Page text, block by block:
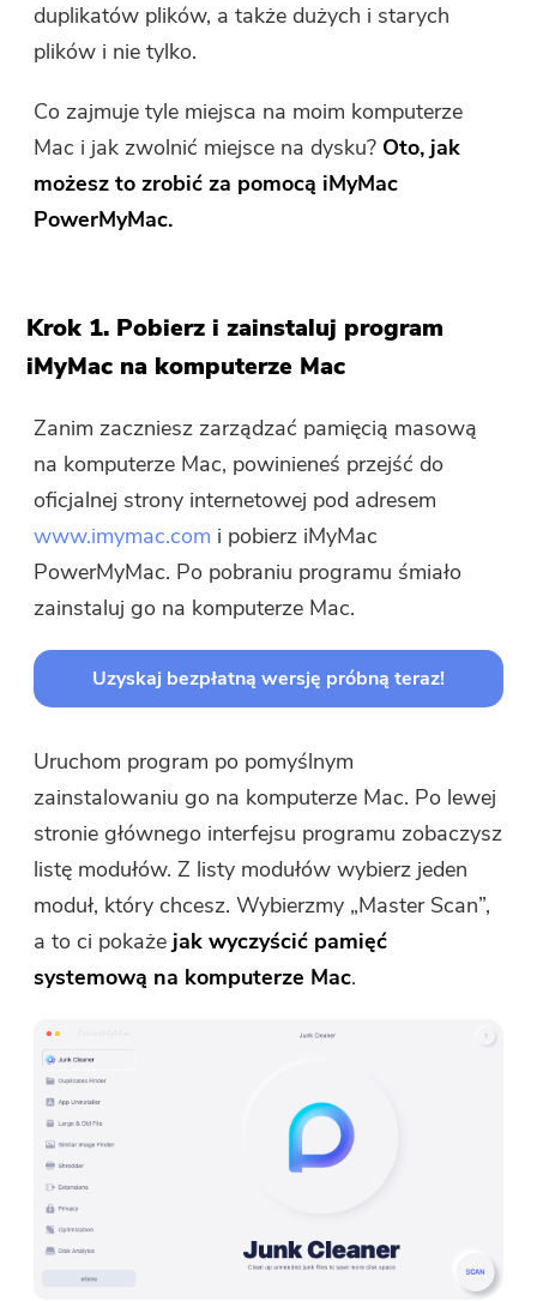
duplikatów plików, a także dużych i starych
plików i nie tylko.
Co zajmuje tyle miejsca na moim komputerze
Mac i jak zwolnić miejsce na dysku? Oto, jak
możesz to zrobić za pomocą iMyMac
PowerMyMac.
Krok 1. Pobierz i zainstaluj program
iMyMac na komputerze Mac
Zanim zaczniesz zarządzać pamięcią masową
na komputerze Mac, powinieneś przejść do
oficjalnej strony internetowej pod adresem
www.imymac.com i pobierz iMyMac
PowerMyMac. Po pobraniu programu śmiało
zainstaluj go na komputerze Mac.
Uzyskaj bezpłatną wersję próbną teraz!
Uruchom program po pomyślnym
zainstalowaniu go na komputerze Mac. Po lewej
stronie głównego interfejsu programu zobaczysz
listę modułów. Z listy modułów wybierz jeden
moduł, który chcesz. Wybierzmy „Master Scan”,
a to ci pokaże jak wyczyścić pamięć
systemową na komputerze Mac.